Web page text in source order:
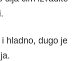
hladno, dugo je